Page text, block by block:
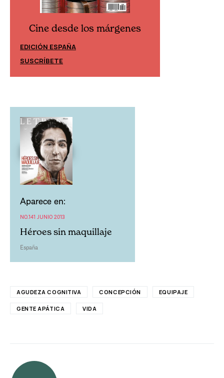
Cine desde los márgenes
EDICIÓN ESPAÑA
SUSCRÍBETE
Aparece en:
NO.141 JUNIO 2013
Héroes sin maquillaje
España
AGUDEZA COGNITIVA CONCEPCIÓN EQUIPAJE
GENTE APÁTICA VIDA